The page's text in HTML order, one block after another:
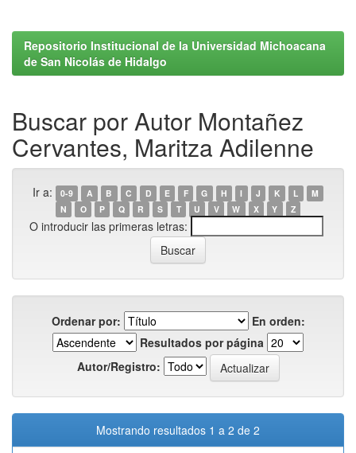
Repositorio Institucional de la Universidad Michoacana
de San Nicolás de Hidalgo
Buscar por Autor Montañez
Cervantes, Maritza Adilenne
Ir a: 0-9 A B C D E F G H I J K L
M
N
O P Q R S T U V W X Y Z
O introducir las primeras letras:
Ordenar por:
En orden:
Resultados por página
Autor/Registro:
Mostrando resultados 1 a 2 de 2